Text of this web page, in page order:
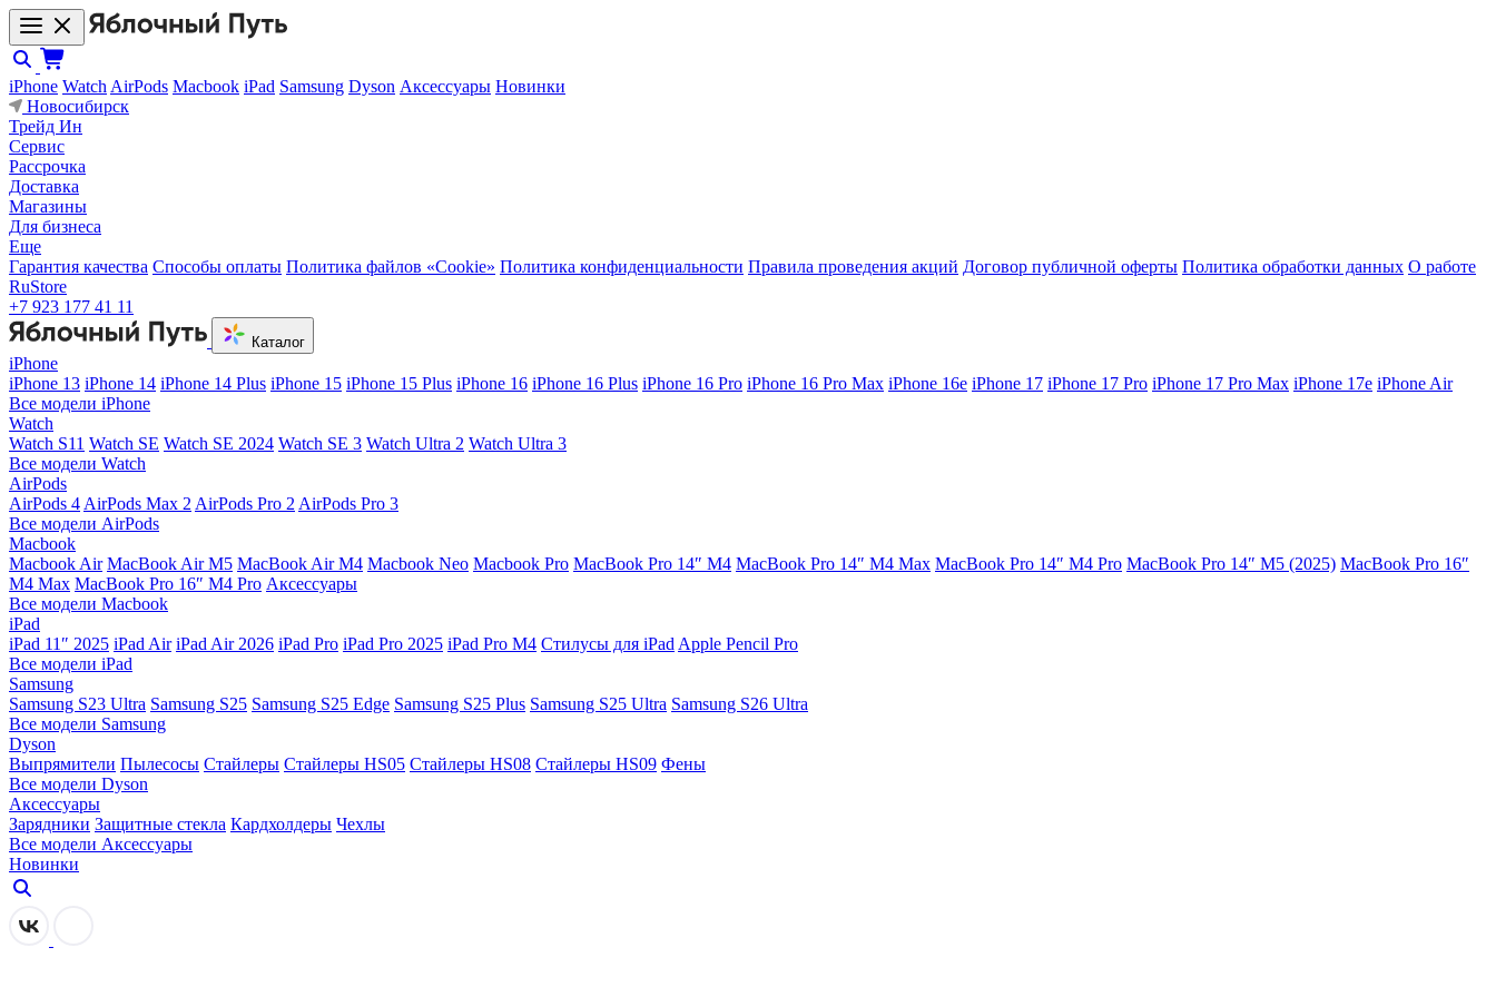
iPhone Watch AirPods Macbook iPad Samsung Dyson Аксессуары Новинки
Новосибирск
Трейд Ин
Сервис
Рассрочка
Доставка
Магазины
Для бизнеса
Еще
Гарантия качества Способы оплаты Политика файлов «Cookie» Политика конфиденциальности Правила проведения акций Договор публичной оферты Политика обработки данных О работе
RuStore
+7 923 177 41 11
Каталог
iPhone
iPhone 13 iPhone 14 iPhone 14 Plus iPhone 15 iPhone 15 Plus iPhone 16 iPhone 16 Plus iPhone 16 Pro iPhone 16 Pro Max iPhone 16e iPhone 17 iPhone 17 Pro iPhone 17 Pro Max iPhone 17e iPhone Air
Все модели iPhone
Watch
Watch S11 Watch SE Watch SE 2024 Watch SE 3 Watch Ultra 2 Watch Ultra 3
Все модели Watch
AirPods
AirPods 4 AirPods Max 2 AirPods Pro 2 AirPods Pro 3
Все модели AirPods
Macbook
Macbook Air MacBook Air M5 MacBook Air М4 Macbook Neo Macbook Pro MacBook Pro 14″ M4 MacBook Pro 14″ M4 Max MacBook Pro 14″ M4 Pro MacBook Pro 14″ M5 (2025) MacBook Pro 16″
M4 Max MacBook Pro 16″ M4 Pro Аксессуары
Все модели Macbook
iPad
iPad 11″ 2025 iPad Air iPad Air 2026 iPad Pro iPad Pro 2025 iPad Pro M4 Стилусы для iPad Apple Pencil Pro
Все модели iPad
Samsung
Samsung S23 Ultra Samsung S25 Samsung S25 Edge Samsung S25 Plus Samsung S25 Ultra Samsung S26 Ultra
Все модели Samsung
Dyson
Выпрямители Пылесосы Стайлеры Стайлеры HS05 Стайлеры HS08 Стайлеры HS09 Фены
Все модели Dyson
Аксессуары
Зарядники Защитные стекла Кардхолдеры Чехлы
Все модели Аксессуары
Новинки